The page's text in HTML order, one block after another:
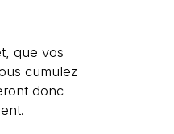
que vos
cumulez
donc